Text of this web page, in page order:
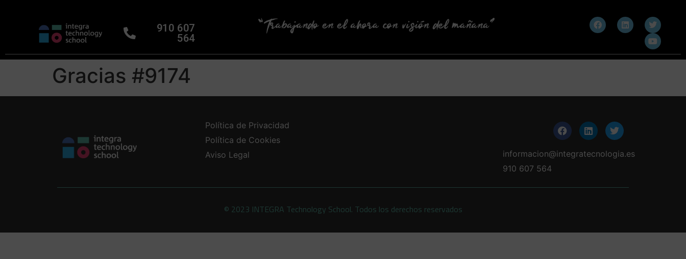
910 607
564
Gracias #9174
Política de Privacidad
Política de Cookies
Aviso Legal
informacion@integratecnologia.es
910 607 564
© 2023 INTEGRA Technology School. Todos los derechos reservados